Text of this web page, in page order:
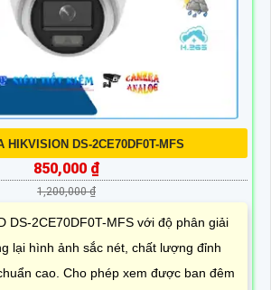
HIKVISION DS-2CE70DF0T-MFS
850,000 ₫
1,200,000 ₫
DS-2CE70DF0T-MFS với độ phân giải
lại hình ảnh sắc nét, chất lượng đỉnh
cao. Cho phép xem được ban đêm